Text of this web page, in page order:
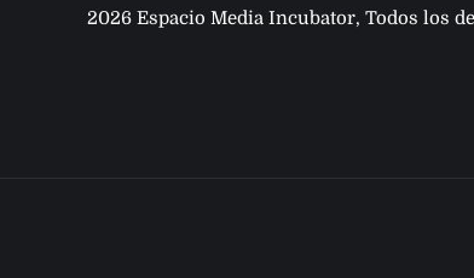
2026 Espacio Media Incubator, Todos los